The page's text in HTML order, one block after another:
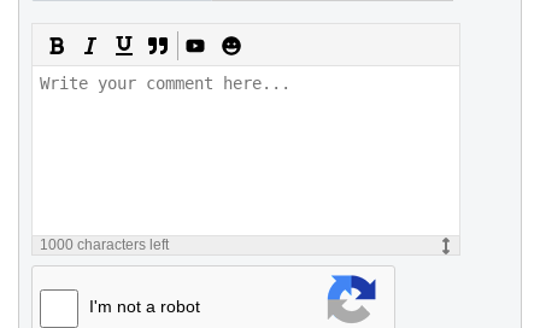
1000 characters left
I'm not a robot